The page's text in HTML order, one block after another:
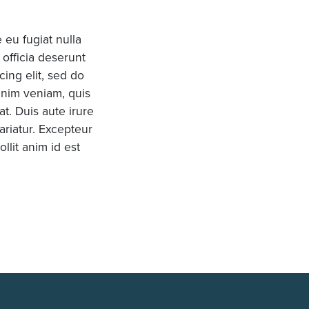
fugiat nulla
deserunt
elit, sed do
veniam, quis
Duis aute irure
Excepteur
anim id est